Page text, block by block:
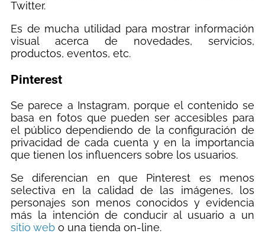
Twitter.
Es de mucha utilidad para mostrar información
visual acerca de novedades, servicios,
productos, eventos, etc.
Pinterest
Se parece a Instagram, porque el contenido se
basa en fotos que pueden ser accesibles para
el público dependiendo de la configuración de
privacidad de cada cuenta y en la importancia
que tienen los influencers sobre los usuarios.
Se diferencian en que Pinterest es menos
selectiva en la calidad de las imágenes, los
personajes son menos conocidos y evidencia
más la intención de conducir al usuario a un
sitio web o una tienda on-line.